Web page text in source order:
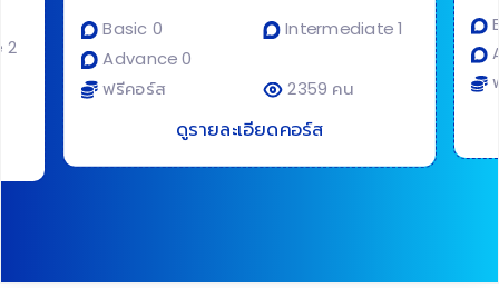
2
Basic 0
Intermediate 1
Advance 0
ฟรีคอร์ส 2359 คน
ดูรายละเอียดคอร์ส